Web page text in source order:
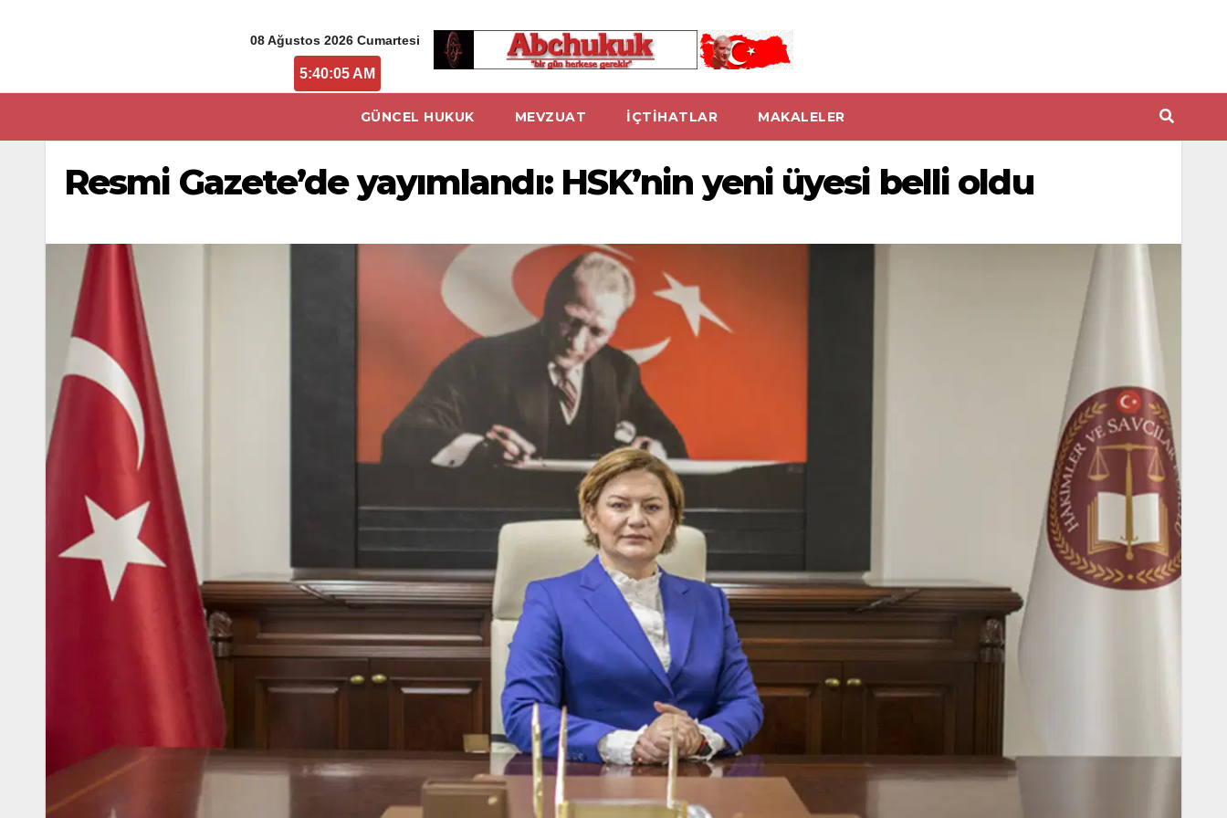
08 Ağustos 2026 Cumartesi
5:40:06 AM
GÜNCEL HUKUK MEVZUAT İÇTİHATLAR MAKALELER
Resmi Gazete’de yayımlandı: HSK’nin yeni üyesi belli oldu